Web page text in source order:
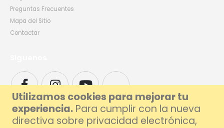
Utilizamos cookies para mejorar tu
experiencia. Para cumplir con la nueva
directiva sobre privacidad electrónica,
Preguntas Frecuentes
Mapa del Sitio
Contactar